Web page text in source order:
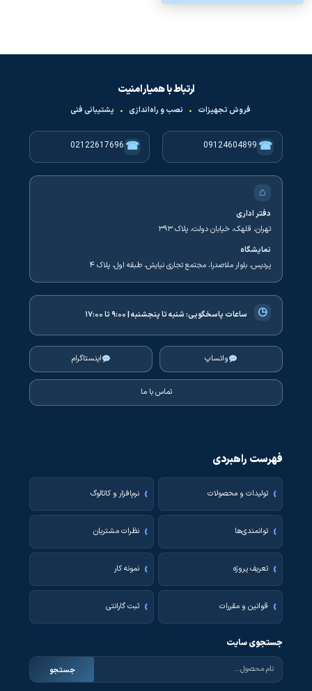
ارتباط با همیار امنیت
فروش تجهیزات • نصب و راه‌اندازی • پشتیبانی فنی
☎
09124604899
☎
02122617696
⌂
دفتر اداری
تهران، قلهک، خیابان دولت، پلاک ۳۹۳
نمایشگاه
پردیس، بلوار ملاصدرا، مجتمع تجاری نیایش، طبقه اول، پلاک ۴
◷ ساعات پاسخگویی:شنبه تا پنجشنبه | ۹:۰۰ تا ۱۷:۰۰
واتساپ اینستاگرام
تماس با ما
فهرست راهبردی
تولیدات و محصولات نرم‌افزار و کاتالوگ
توانمندی‌ها نظرات مشتریان
تعریف پروژه نمونه کار
قوانین و مقررات ثبت گارانتی
جستجوی سایت
جستجو